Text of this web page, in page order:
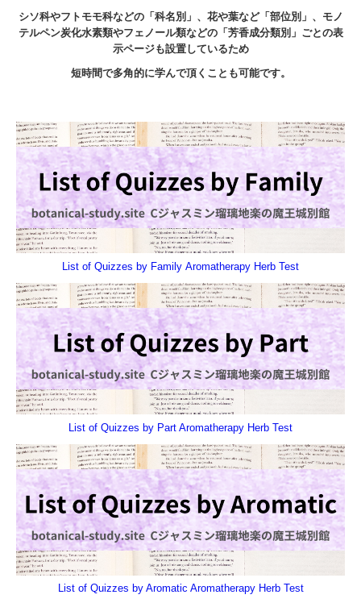
シソ科やフトモモ科などの「科名別」、花や葉など「部位別」、モノ
テルペン炭化水素類やフェノール類などの「芳香成分類別」ごとの表
示ページも設置しているため
短時間で多角的に学んで頂くことも可能です。
List of Quizzes by Family Aromatherapy Herb Test
List of Quizzes by Part Aromatherapy Herb Test
List of Quizzes by Aromatic Aromatherapy Herb Test